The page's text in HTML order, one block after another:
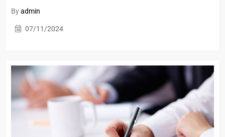
Byadmin
07/11/2024